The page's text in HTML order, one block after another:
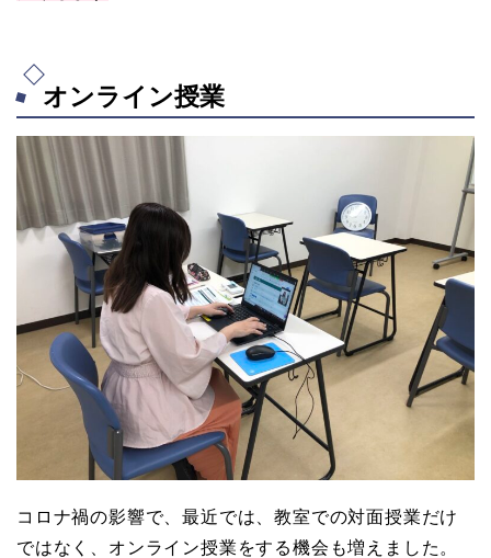
オンライン授業
コロナ禍の影響で、最近では、教室での対面授業だけ
ではなく、オンライン授業をする機会も増えました。